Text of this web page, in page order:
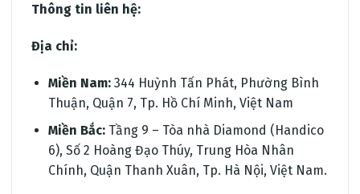
Thông tin liên hệ:
Địa chỉ:
Miền Nam:344 Huỳnh Tấn Phát, Phường Bình
Thuận, Quận 7, Tp. Hồ Chí Minh, Việt Nam
Miền Bắc:Tầng 9 – Tòa nhà Diamond (Handico
6), Số 2 Hoàng Đạo Thúy, Trung Hòa Nhân
Chính, Quận Thanh Xuân, Tp. Hà Nội, Việt Nam.